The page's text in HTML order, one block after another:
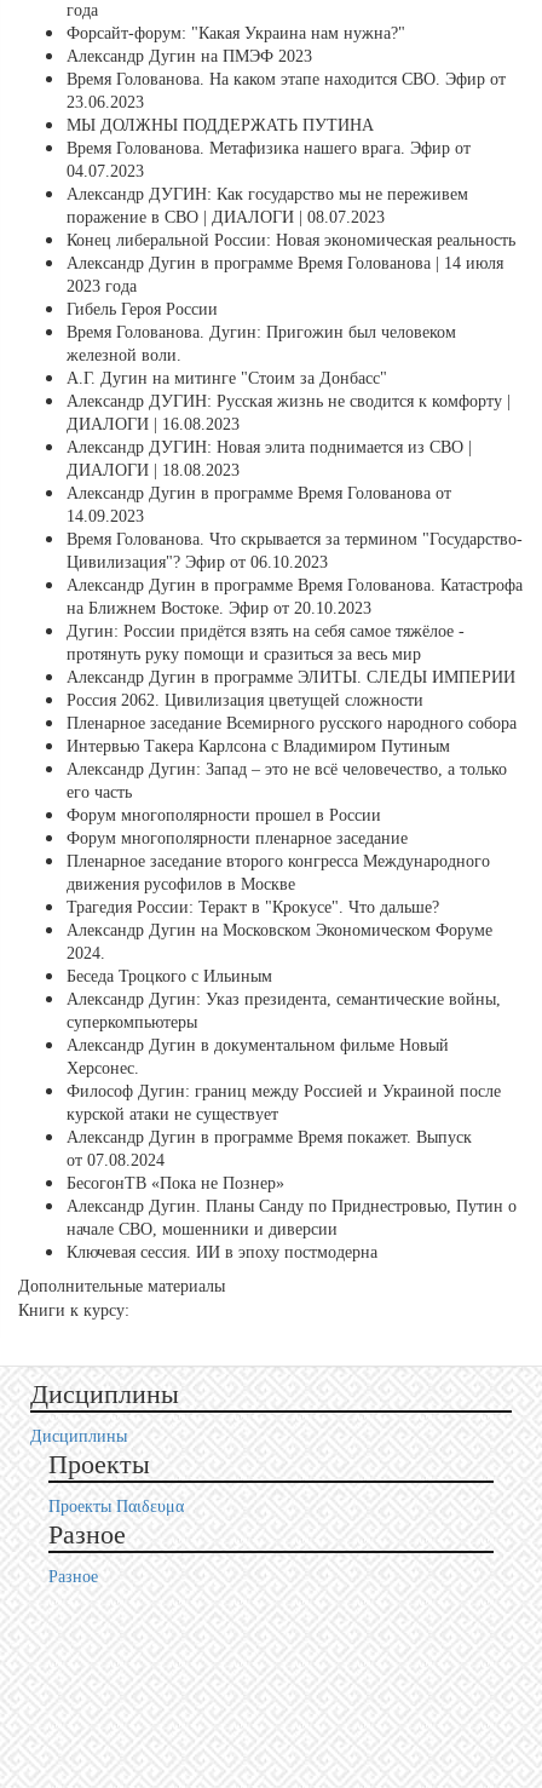
года
Форсайт-форум: "Какая Украина нам нужна?"
Александр Дугин на ПМЭФ 2023
Время Голованова. На каком этапе находится СВО. Эфир от
23.06.2023
МЫ ДОЛЖНЫ ПОДДЕРЖАТЬ ПУТИНА
Время Голованова. Метафизика нашего врага. Эфир от
04.07.2023
Александр ДУГИН: Как государство мы не переживем
поражение в СВО | ДИАЛОГИ | 08.07.2023
Конец либеральной России: Новая экономическая реальность
Александр Дугин в программе Время Голованова | 14 июля
2023 года
Гибель Героя России
Время Голованова. Дугин: Пригожин был человеком
железной воли.
А.Г. Дугин на митинге "Стоим за Донбасс"
Александр ДУГИН: Русская жизнь не сводится к комфорту |
ДИАЛОГИ | 16.08.2023
Александр ДУГИН: Новая элита поднимается из СВО |
ДИАЛОГИ | 18.08.2023
Александр Дугин в программе Время Голованова от
14.09.2023
Время Голованова. Что скрывается за термином "Государство-
Цивилизация"? Эфир от 06.10.2023
Александр Дугин в программе Время Голованова. Катастрофа
на Ближнем Востоке. Эфир от 20.10.2023
Дугин: России придётся взять на себя самое тяжёлое -
протянуть руку помощи и сразиться за весь мир
Александр Дугин в программе ЭЛИТЫ. СЛЕДЫ ИМПЕРИИ
Россия 2062. Цивилизация цветущей сложности
Пленарное заседание Всемирного русского народного собора
Интервью Такера Карлсона с Владимиром Путиным
Александр Дугин: Запад – это не всё человечество, а только
его часть
Форум многополярности прошел в России
Форум многополярности пленарное заседание
Пленарное заседание второго конгресса Международного
движения русофилов в Москве
Трагедия России: Теракт в "Крокусе". Что дальше?
Александр Дугин на Московском Экономическом Форуме
2024.
Беседа Троцкого с Ильиным
Александр Дугин: Указ президента, семантические войны,
суперкомпьютеры
Александр Дугин в документальном фильме Новый
Херсонес.
Философ Дугин: границ между Россией и Украиной после
курской атаки не существует
Александр Дугин в программе Время покажет. Выпуск
от 07.08.2024
БесогонТВ «Пока не Познер»
Александр Дугин. Планы Санду по Приднестровью, Путин о
начале СВО, мошенники и диверсии
Ключевая сессия. ИИ в эпоху постмодерна
Дополнительные материалы
Книги к курсу:
Дисциплины
Дисциплины
Проекты
Проекты Пαιδευμα
Разное
Разное